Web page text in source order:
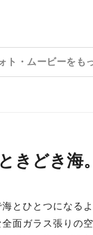
ト・ムービーをも
きどき海
海とひとつになる
全面ガラス張りの